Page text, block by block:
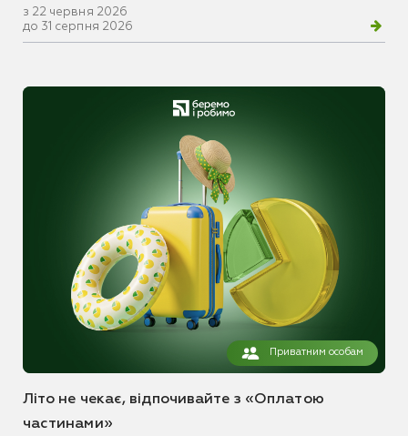
з 22 червня 2026
до 31 серпня 2026
Приватним особам
Літо не чекає, відпочивайте з «Оплатою
частинами»